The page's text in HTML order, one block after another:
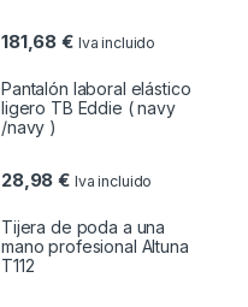
181,68€ Iva incluido
Pantalón laboral elástico
ligero TB Eddie ( navy
/navy )
28,98€ Iva incluido
Tijera de poda a una
mano profesional Altuna
T112